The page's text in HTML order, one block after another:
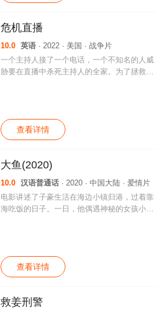
忘旧爱达利亚（罗伦·荷莉 Lauren Holly
断丝连。保罗（迈克尔·拉帕波特 Michael Rap
aport 饰）的古怪性格令苦守七年的女友感到
绝望，并且最终选择了离开。吉娜（罗茜·欧
唐内 Rosie O&#39;Donnell 饰）是一名女权主
义者，正在为了争取自己的权益而进行着激烈
危机直播
10.0 英语 · 2022 · 美国 · 战争片
一个主持人接了一个电话，一个不知名的人威
胁要在直播中杀死主持人的全家。为了拯救亲
查看详情
大鱼(2020)
10.0 汉语普通话 · 2020 · 中国大陆 · 爱情片
电影讲述了子豪生活在海边小镇归港，过着靠
海吃饭的日子。一日，他偶遇神秘的女孩小
也在一起了。但好景不长，一个名叫老金的神
秘中年人来到归港，揭开了小艺的真实身份
——小艺竟然是人鱼族！子豪能否接受小艺的
查看详情
救姜刑警